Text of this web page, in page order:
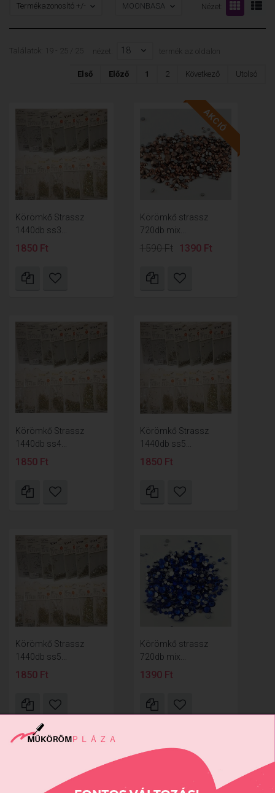
Nézet:
Termékazonosító +/- MOONBASA
Találatok: 19 - 25 / 25 nézet: 18 termék az oldalon
Első Előző 1 2 Következő Utolsó
Körömkő Strassz
1440db ss3...
1850 Ft
AKCIÓ
Körömkő strassz
720db mix...
1590 Ft 1390 Ft
Körömkő Strassz
1440db ss4...
1850 Ft
Körömkő Strassz
1440db ss5...
1850 Ft
Körömkő Strassz
1440db ss5...
1850 Ft
Körömkő strassz
720db mix...
1390 Ft